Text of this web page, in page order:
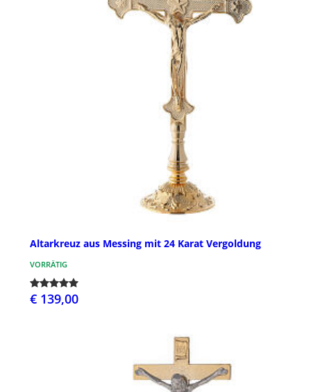
Altarkreuz aus Messing mit 24 Karat Vergoldung
VORRÄTIG
€ 139,00